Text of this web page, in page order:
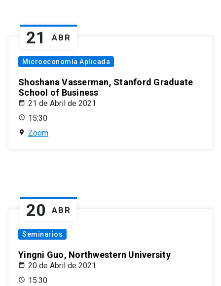
21 ABR
Microeconomía Aplicada
Shoshana Vasserman, Stanford Graduate
School of Business
21 de Abril de 2021
15:30
Zoom
20 ABR
Seminarios
Yingni Guo, Northwestern University
20 de Abril de 2021
15:30